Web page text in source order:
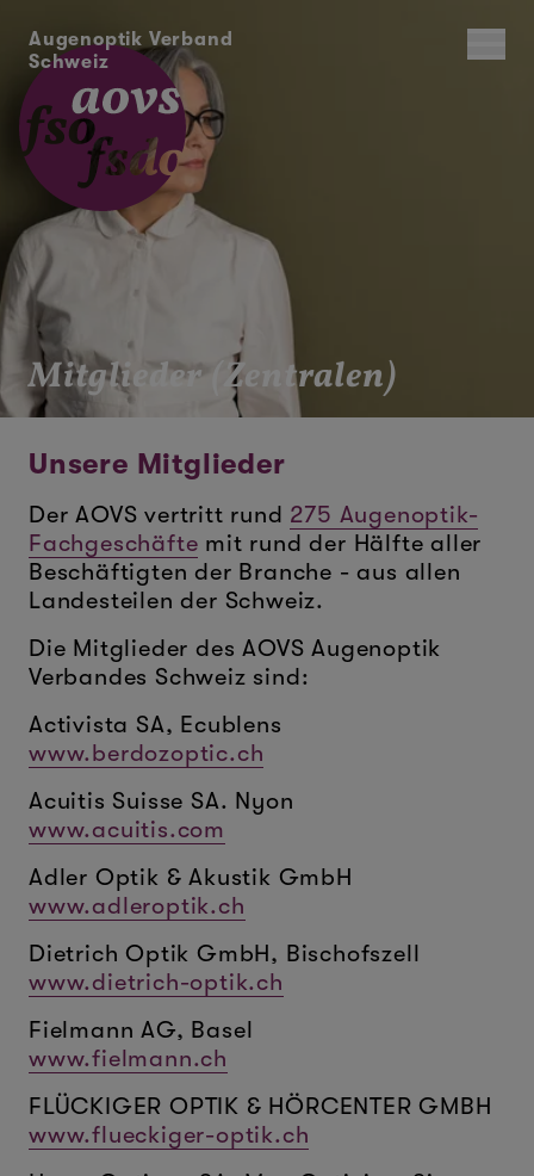
Mitglieder (Zentralen)
Augenoptik Verband
Schweiz
Unsere Mitglieder
Der AOVS vertritt rund 275 Augenoptik-
Fachgeschäfte mit rund der Hälfte aller
Beschäftigten der Branche - aus allen
Landesteilen der Schweiz.
Die Mitglieder des AOVS Augenoptik
Verbandes Schweiz sind:
Activista SA, Ecublens
www.berdozoptic.ch
Acuitis Suisse SA. Nyon
www.acuitis.com
Adler Optik & Akustik GmbH
www.adleroptik.ch
Dietrich Optik GmbH, Bischofszell
www.dietrich-optik.ch
Fielmann AG, Basel
www.fielmann.ch
FLÜCKIGER OPTIK & HÖRCENTER GMBH
www.flueckiger-optik.ch